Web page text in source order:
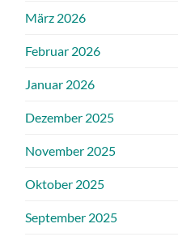
März 2026
Februar 2026
Januar 2026
Dezember 2025
November 2025
Oktober 2025
September 2025